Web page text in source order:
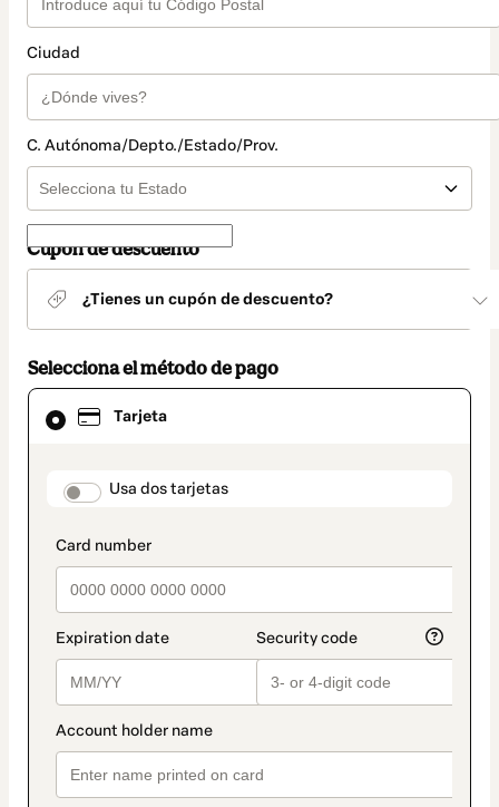
Ciudad
C. Autónoma/Depto./Estado/Prov.
Cupón de descuento
¿Tienes un cupón de descuento?
Selecciona el método de pago
Tarjeta
payment_data.section_title_v2
Usa dos tarjetas
El
método
seleccionado